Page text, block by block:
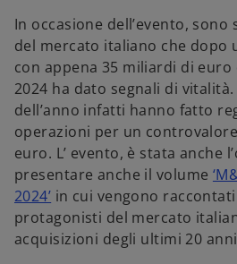
In occasione dell’evento,
del mercato italiano che dopo
con appena 35 miliardi di
2024 ha dato segnali di
dell’anno infatti hanno fatto
operazioni per un
euro. L’ evento, è stata anche
presentare anche il volume
2024’ in cui vengono
protagonisti del mercato
acquisizioni degli ultimi 20